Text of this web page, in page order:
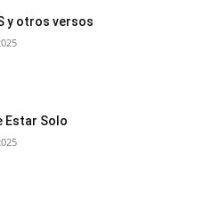
y otros versos
Estar Solo